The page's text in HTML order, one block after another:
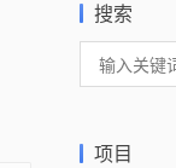
搜索
项目